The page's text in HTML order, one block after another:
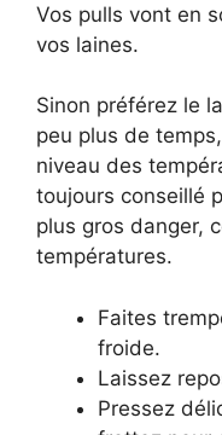
Vos pulls vont en
vos laines.
Sinon préférez le
peu plus de
niveau des
toujours conseillé
plus gros danger,
températures.
Faites
froide.
Laissez
Pressez